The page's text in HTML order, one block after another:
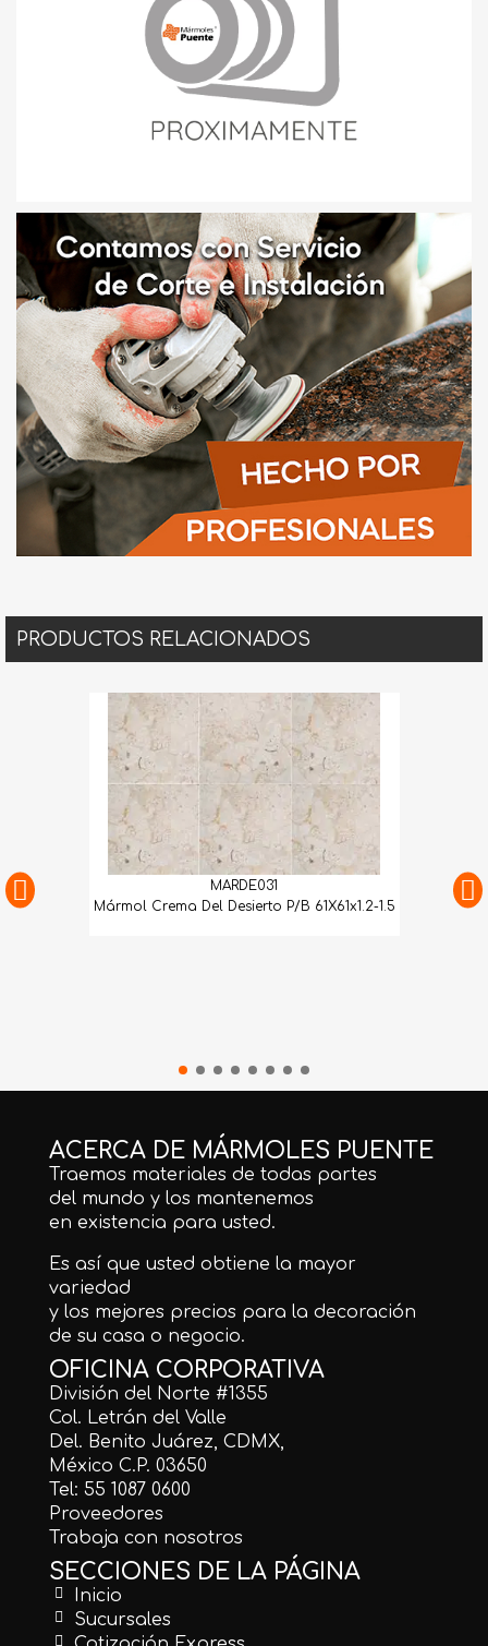
PRODUCTOS RELACIONADOS
MARDE031
Mármol Crema Del Desierto P/B 61X61x1.2-1.5
ACERCA DE MÁRMOLES PUENTE
Traemos materiales de todas partes
del mundo y los mantenemos
en existencia para usted.
Es así que usted obtiene la mayor
variedad
y los mejores precios para la decoración
de su casa o negocio.
OFICINA CORPORATIVA
División del Norte #1355
Col. Letrán del Valle
Del. Benito Juárez, CDMX,
México C.P. 03650
Tel: 55 1087 0600
Proveedores
Trabaja con nosotros
SECCIONES DE LA PÁGINA
Inicio
Sucursales